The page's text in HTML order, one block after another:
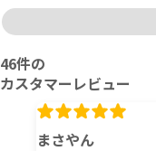
46件の
カスタマーレビュー
まさやん